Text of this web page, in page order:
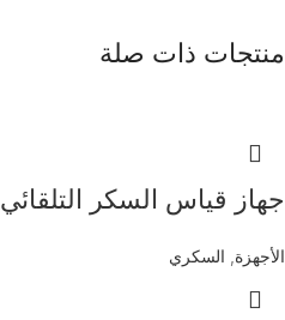
منتجات ذات صلة
جهاز قياس السكر التلقائي GlucoDr
الأجهزة السكري